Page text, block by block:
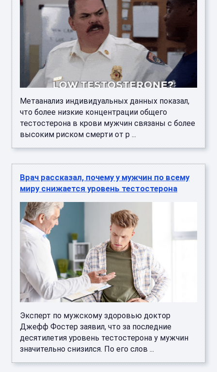
Метаанализ индивидуальных данных показал,
что более низкие концентрации общего
тестостерона в крови мужчин связаны с более
высоким риском смерти от р ...
Врач рассказал, почему у мужчин по всему
миру снижается уровень тестостерона
Эксперт по мужскому здоровью доктор
Джефф Фостер заявил, что за последние
десятилетия уровень тестостерона у мужчин
значительно снизился. По его слов ...